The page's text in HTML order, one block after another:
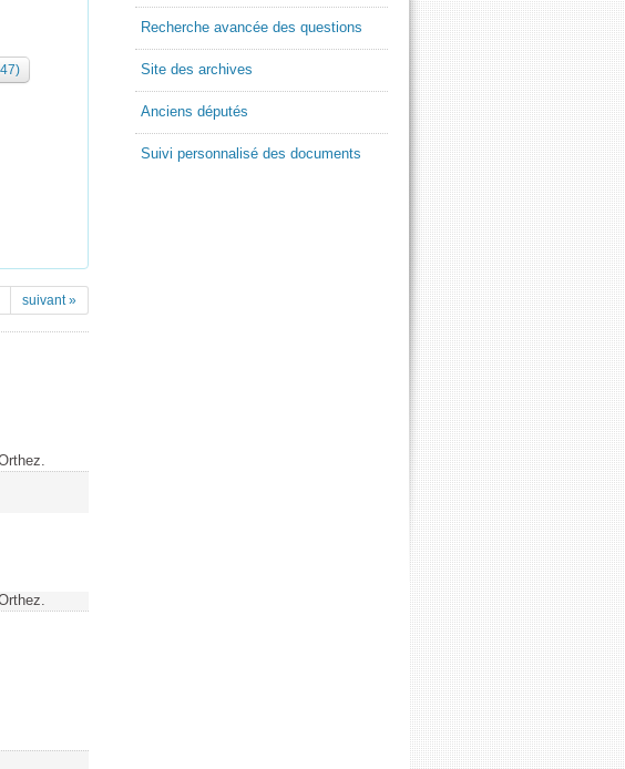
suivant »
Recherche avancée des questions
Site des archives
Anciens députés
Suivi personnalisé des documents